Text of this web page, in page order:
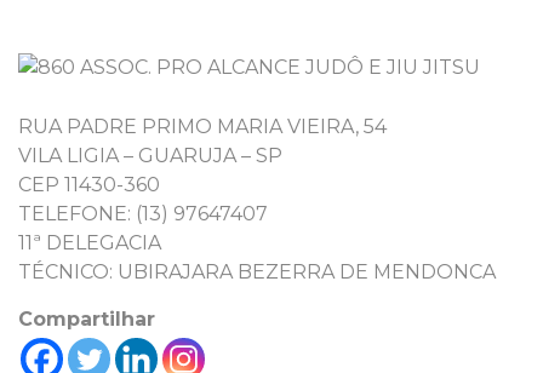
RUA PADRE PRIMO MARIA VIEIRA, 54
VILA LIGIA – GUARUJA – SP
CEP 11430-360
TELEFONE: (13) 97647407
11ª DELEGACIA
TÉCNICO: UBIRAJARA BEZERRA DE MENDONCA
Compartilhar